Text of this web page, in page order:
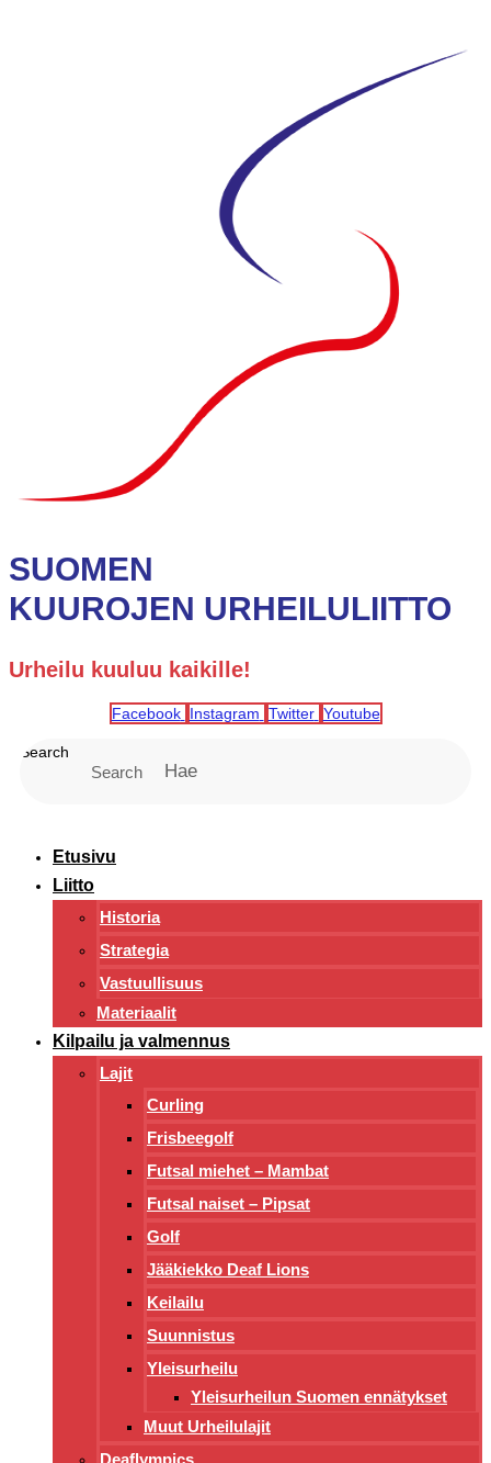
SUOMEN
KUUROJEN URHEILULIITTO
Urheilu kuuluu kaikille!
Facebook Instagram Twitter Youtube
Search
Search
Etusivu
Liitto
Historia
Strategia
Vastuullisuus
Materiaalit
Kilpailu ja valmennus
Lajit
Curling
Frisbeegolf
Futsal miehet – Mambat
Futsal naiset – Pipsat
Golf
Jääkiekko Deaf Lions
Keilailu
Suunnistus
Yleisurheilu
Yleisurheilun Suomen ennätykset
Muut Urheilulajit